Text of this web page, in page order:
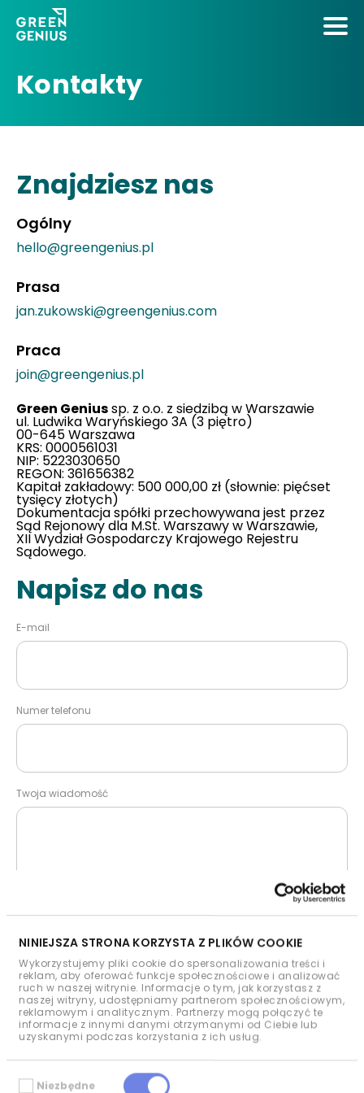
NINIEJSZA STRONA KORZYSTA Z PLIKÓW COOKIE
Wykorzystujemy pliki cookie do spersonalizowania treści i
reklam, aby oferować funkcje społecznościowe i analizować
ruch w naszej witrynie. Informacje o tym, jak korzystasz z
naszej witryny, udostępniamy partnerom społecznościowym,
reklamowym i analitycznym. Partnerzy mogą połączyć te
informacje z innymi danymi otrzymanymi od Ciebie lub
uzyskanymi podczas korzystania z ich usług.
zgodyNiezbędne
Kontakty
Znajdziesz nas
Ogólny
hello@greengenius.pl
Prasa
jan.zukowski@greengenius.com
Praca
join@greengenius.pl
Green Geniussp. z o.o. z siedzibą w Warszawie
ul. Ludwika Waryńskiego 3A (3 piętro)
00-645 Warszawa
KRS: 0000561031
NIP: 5223030650
REGON: 361656382
Kapitał zakładowy: 500 000,00 zł (słownie: pięćset
tysięcy złotych)
Dokumentacja spółki przechowywana jest przez
Sąd Rejonowy dla M.St. Warszawy w Warszawie,
XII Wydział Gospodarczy Krajowego Rejestru
Sądowego.
Napisz do nas
E-mail
Numer telefonu
Twoja wiadomość
Administratorem Twoich danych osobowych
podanych w formularzu jest Green Genius Sp. z o.o.
z siedzibą w Warszawie ul. Waryńskiego 3a; 00-645
Warszawa (dalej: Administrator). Podane dane
podane w formularzu kontaktowym przetwarzamy
w celu umożliwienia nawiązania nam kontaktu w
sprawie naszej oferty lub odpowiedzi na zadane